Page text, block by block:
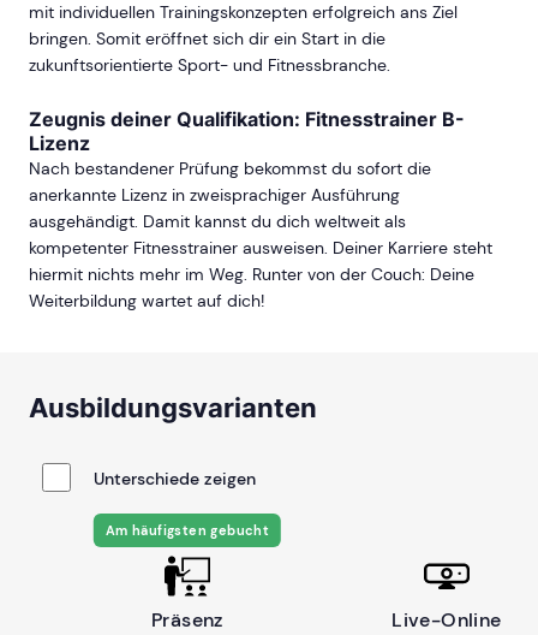
mit individuellen Trainingskonzepten erfolgreich ans Ziel
bringen. Somit eröffnet sich dir ein Start in die
zukunftsorientierte Sport- und Fitnessbranche.
Zeugnis deiner Qualifikation: Fitnesstrainer B-
Lizenz
Nach bestandener Prüfung bekommst du sofort die
anerkannte Lizenz in zweisprachiger Ausführung
ausgehändigt. Damit kannst du dich weltweit als
kompetenter Fitnesstrainer ausweisen. Deiner Karriere steht
hiermit nichts mehr im Weg. Runter von der Couch: Deine
Weiterbildung wartet auf dich!
Ausbildungsvarianten
Unterschiede zeigen
Präsenz
Am häufigsten gebucht
Live-Online